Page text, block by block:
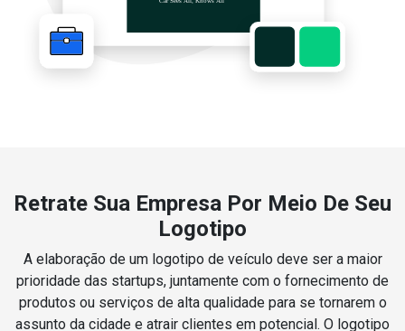
Retrate Sua Empresa Por Meio De Seu
Logotipo
A elaboração de um logotipo de veículo deve ser a maior
prioridade das startups, juntamente com o fornecimento de
produtos ou serviços de alta qualidade para se tornarem o
assunto da cidade e atrair clientes em potencial. O logotipo